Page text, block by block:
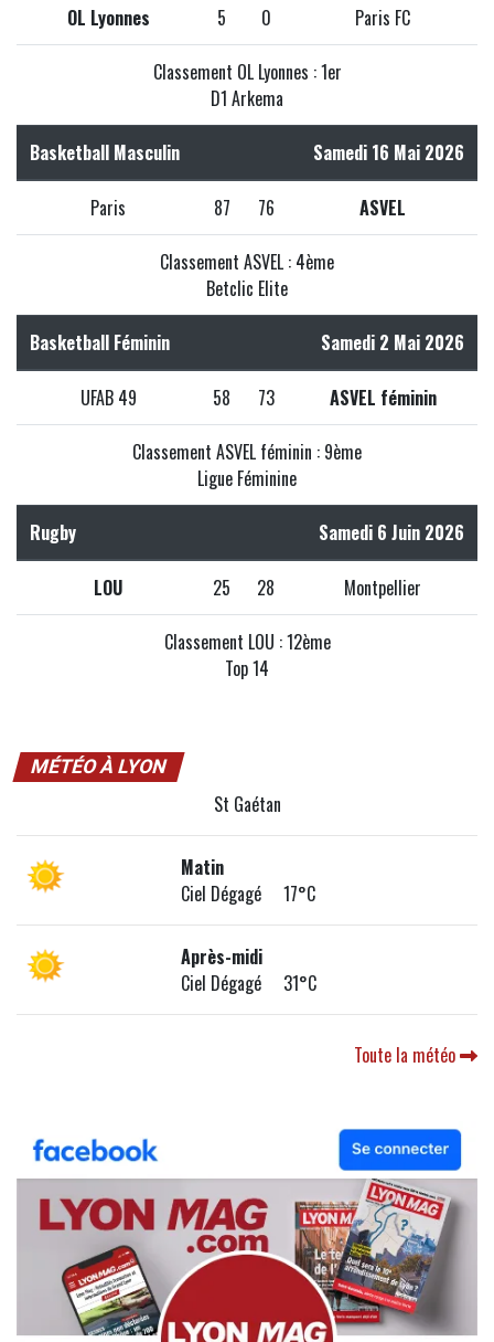
OL Lyonnes 5 0 Paris FC
Classement OL Lyonnes : 1er
D1 Arkema
Basketball Masculin Samedi 16 Mai 2026
Paris 87 76 ASVEL
Classement ASVEL : 4ème
Betclic Elite
Basketball Féminin Samedi 2 Mai 2026
UFAB 49 58 73 ASVEL féminin
Classement ASVEL féminin : 9ème
Ligue Féminine
Rugby Samedi 6 Juin 2026
LOU 25 28 Montpellier
Classement LOU : 12ème
Top 14
MÉTÉO À LYON
St Gaétan
Matin
Ciel Dégagé 17°C
Après-midi
Ciel Dégagé 31°C
Toute la météo